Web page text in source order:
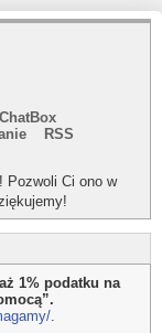
ChatBox
RSS
Pozwoli Ci ono w
1% podatku na
.